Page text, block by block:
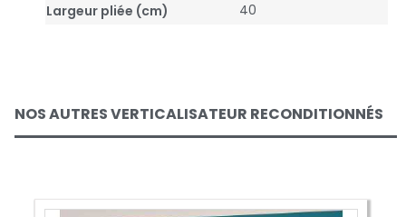
Largeur pliée (cm)
40
NOS AUTRES VERTICALISATEUR RECONDITIONNÉS